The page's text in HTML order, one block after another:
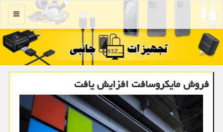
منو
فروش مایكروسافت افزایش یافت